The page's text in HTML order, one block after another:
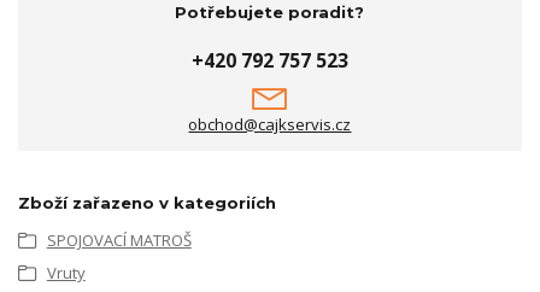
Potřebujete poradit?
+420 792 757 523
obchod@cajkservis.cz
Zboží zařazeno v kategoriích
SPOJOVACÍ MATROŠ
Vruty